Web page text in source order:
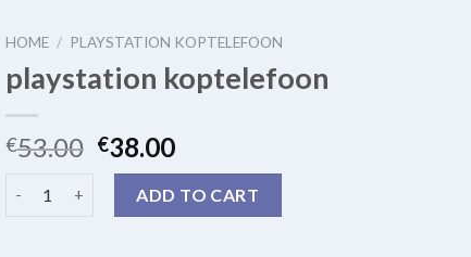
HOME / PLAYSTATION KOPTELEFOON
playstation koptelefoon
€53.00 €38.00
ADD TO CART